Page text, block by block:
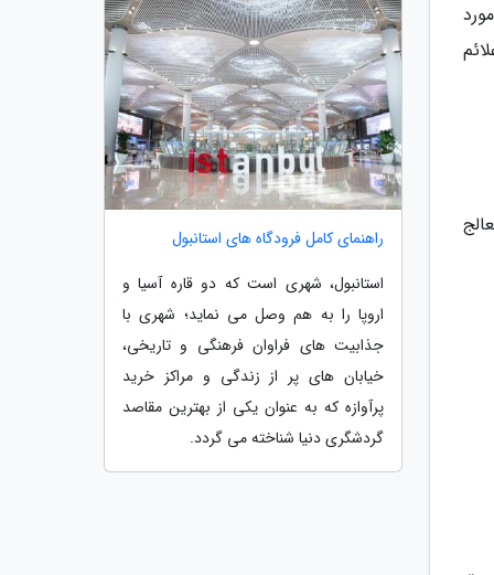
راهنمای کامل فرودگاه های استانبول
استانبول، شهری است که دو قاره آسیا و
اروپا را به هم وصل می نماید؛ شهری با
جذابیت های فراوان فرهنگی و تاریخی،
خیابان های پر از زندگی و مراکز خرید
پرآوازه که به عنوان یکی از بهترین مقاصد
گردشگری دنیا شناخته می گردد.